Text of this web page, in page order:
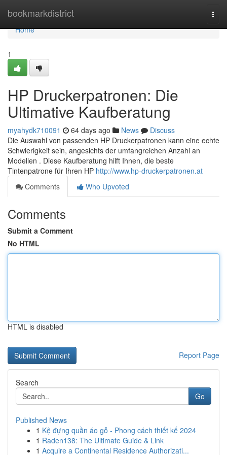
bookmarkdistrict
Home
Home
1
HP Druckerpatronen: Die
Ultimative Kaufberatung
myahydk710091 64 days ago News
Discuss
Die Auswahl von passenden HP Druckerpatronen kann eine echte
Schwierigkeit sein, angesichts der umfangreichen Anzahl an
Modellen . Diese Kaufberatung hilft Ihnen, die beste
Tintenpatrone für Ihren HP http://www.hp-druckerpatronen.at
Comments
Who Upvoted
Comments
Submit a Comment
No HTML
HTML is disabled
Report Page
Search
Go
Published News
1 Kệ đựng quần áo gỗ - Phong cách thiết kế 2024
1 Raden138: The Ultimate Guide & Link
1 Acquire a Continental Residence Authorizati...